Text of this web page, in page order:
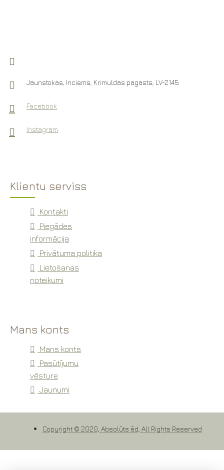
Jaunstokas, Inciems, Krimuldas pagasts, LV-2145
Facebook
Instagram
Klientu serviss
Kontakti
Piegādes
informācija
Privātuma politika
Lietošanas
noteikumi
Mans konts
Mans konts
Pasūtījumu
vēsture
Jaunumi
Copyright © 2020, Absolūts ēd, All Rights Reserved